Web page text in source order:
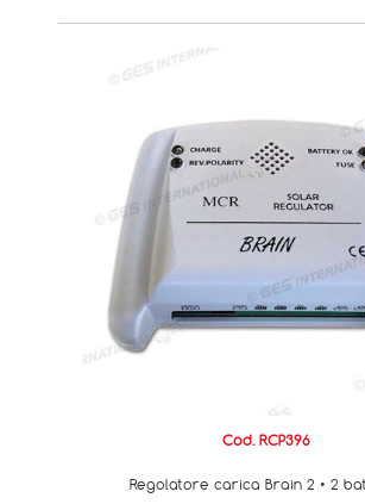
Cod. RCP396
Regolatore carica Brain 2 • 2